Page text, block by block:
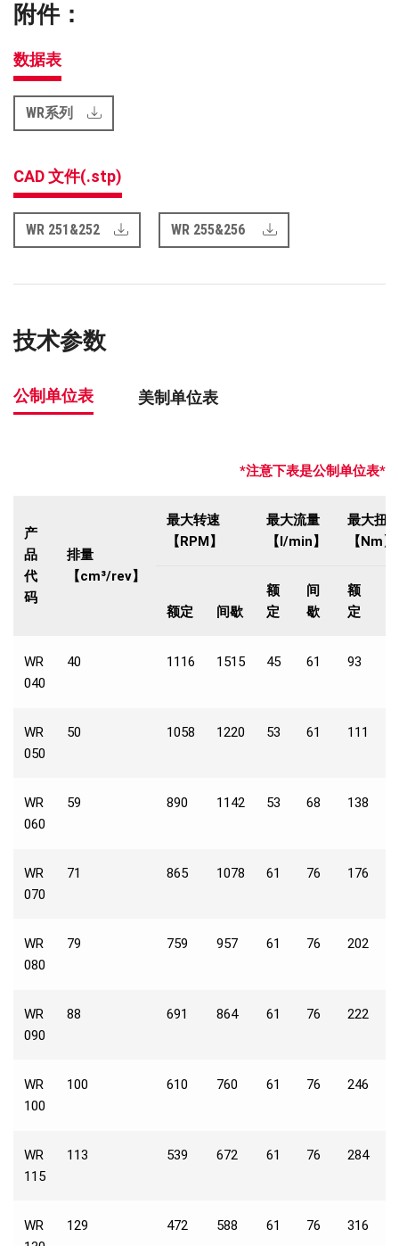
附件：
数据表
WR系列
CAD 文件(.stp)
WR 251&252 WR 255&256
技术参数
公制单位表 美制单位表
*注意下表是公制单位表*
产
品
代
码
排量
【cm³/rev】
最大转速
【RPM】
最大流量
【l/min】
最大扭
【Nm】
额定 间歇
额
定
间
歇
额
定
WR
040
40 1116 1515 45 61 93
WR
050
50 1058 1220 53 61 111
WR
060
59 890 1142 53 68 138
WR
070
71 865 1078 61 76 176
WR
080
79 759 957 61 76 202
WR
090
88 691 864 61 76 222
WR
100
100 610 760 61 76 246
WR
115
113 539 672 61 76 284
WR
129 472 588 61 76 316